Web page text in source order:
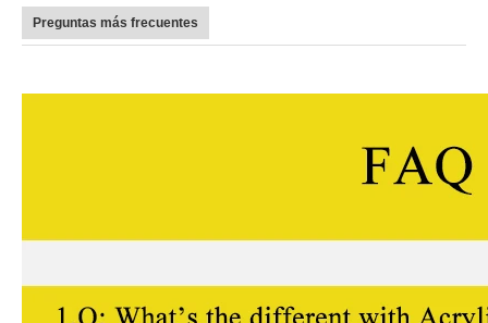
Preguntas más frecuentes